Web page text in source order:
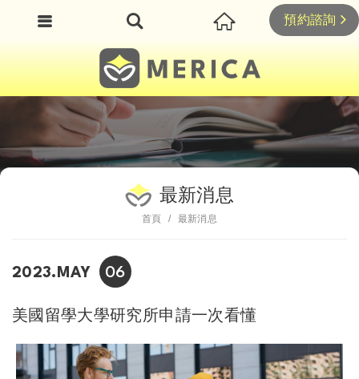
首頁 最新消息
最新消息
2023.MAY 06
美國留學大學研究所申請一次看懂
預約諮詢